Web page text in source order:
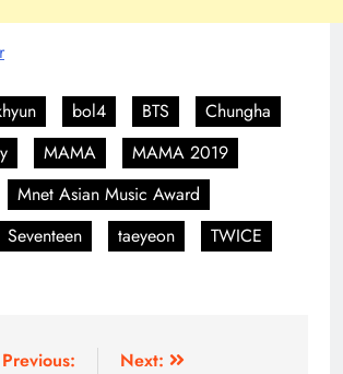
bol4 BTS
Chungha
MAMA
MAMA 2019
Mnet Asian Music Award
Seventeen taeyeon
TWICE
Previous:
Next: